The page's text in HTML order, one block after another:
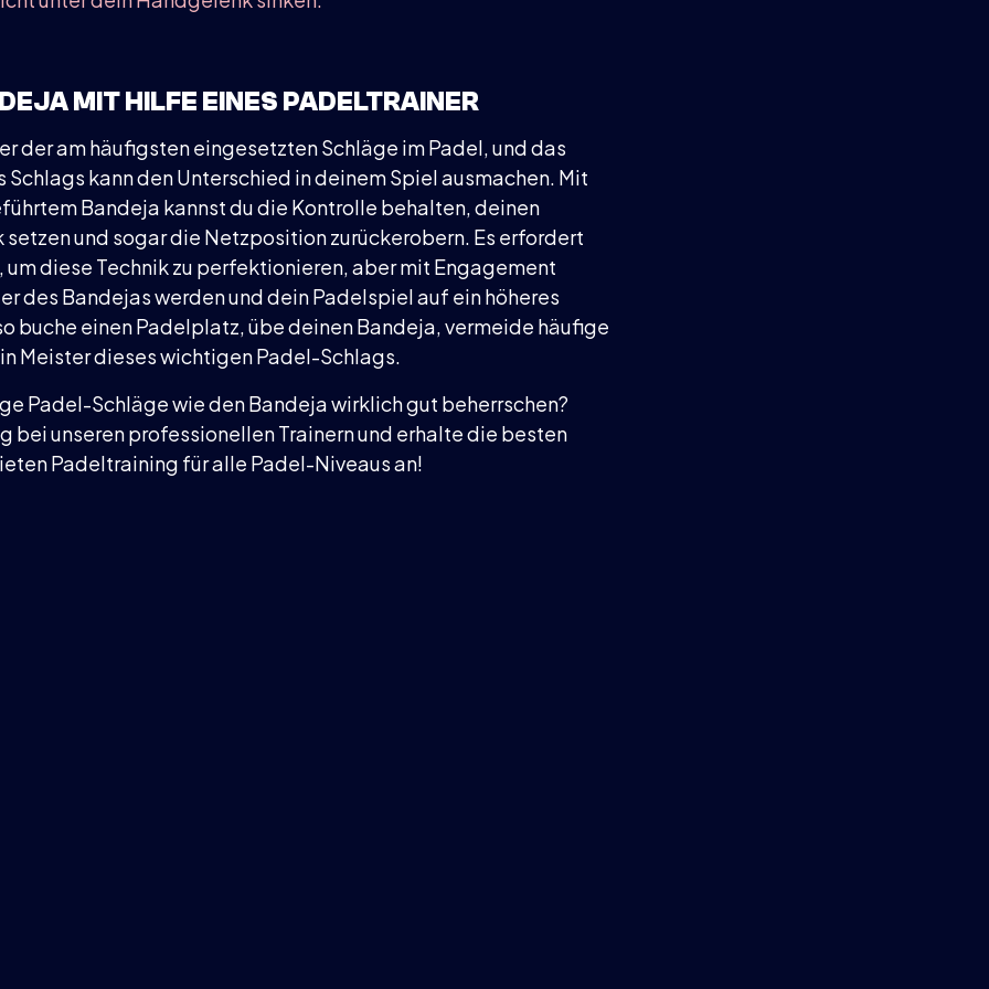
MIT HILFE EINES PADELTRAINER
der am häufigsten eingesetzten Schläge im Padel, und das
Schlags kann den Unterschied in deinem Spiel ausmachen. Mit
Bandeja kannst du die Kontrolle behalten, deinen
setzen und sogar die Netzposition zurückerobern. Es erfordert
um diese Technik zu perfektionieren, aber mit Engagement
des Bandejas werden und dein Padelspiel auf ein höheres
buche einen Padelplatz, übe deinen Bandeja, vermeide häufige
Meister dieses wichtigen Padel-Schlags.
Padel-Schläge wie den Bandeja wirklich gut beherrschen?
bei unseren professionellen Trainern und erhalte die besten
Padeltraining für alle Padel-Niveaus an!